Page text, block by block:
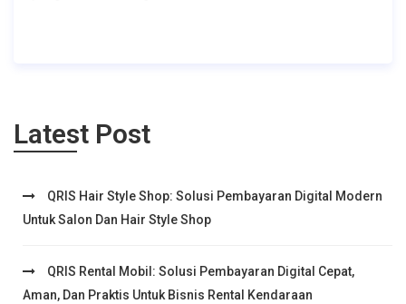
Latest Post
QRIS Hair Style Shop: Solusi Pembayaran Digital Modern
Untuk Salon Dan Hair Style Shop
QRIS Rental Mobil: Solusi Pembayaran Digital Cepat,
Aman, Dan Praktis Untuk Bisnis Rental Kendaraan